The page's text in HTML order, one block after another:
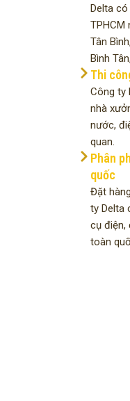
Delta
TPHCM
Tân
Bình
Thi
Công ty
nhà
nước,
quan.
Phân
quốc
Đặt
ty Delta
cụ điện,
toàn